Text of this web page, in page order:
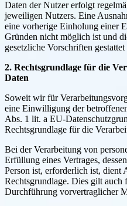
Daten der Nutzer erfolgt
jeweiligen Nutzers. Eine
eine vorherige Einholung einer
Gründen nicht möglich ist und
gesetzliche Vorschriften gestattet
2. Rechtsgrundlage für die
Daten
Soweit wir für
eine Einwilligung der
Abs. 1 lit. a EU-
Rechtsgrundlage für die
Bei der Verarbeitung von
Erfüllung eines Vertrages,
Person ist, erforderlich ist,
Rechtsgrundlage. Dies gilt auch
Durchführung vorvertraglicher